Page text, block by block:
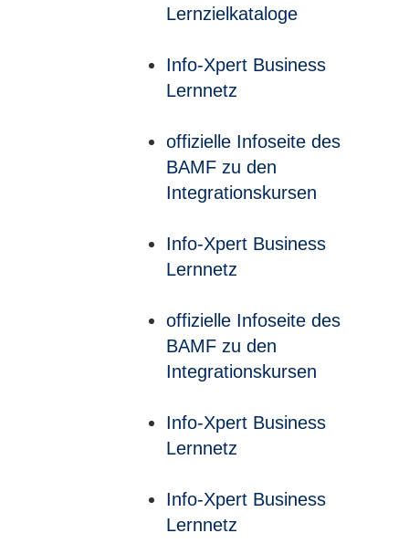
Lernzielkataloge
Info-Xpert Business
Lernnetz
offizielle Infoseite des
BAMF zu den
Integrationskursen
Info-Xpert Business
Lernnetz
offizielle Infoseite des
BAMF zu den
Integrationskursen
Info-Xpert Business
Lernnetz
Info-Xpert Business
Lernnetz